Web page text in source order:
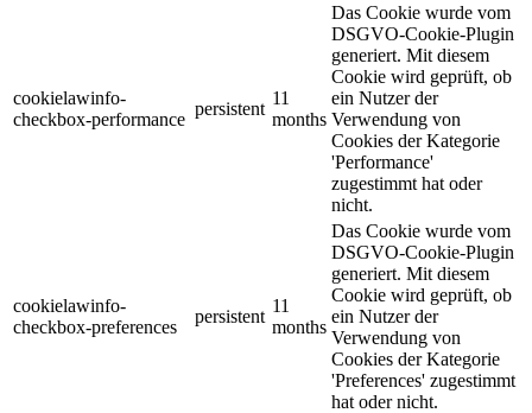
cookielawinfo-
checkbox-performance
persistent
11
months
Das Cookie wurde vom
DSGVO-Cookie-Plugin
generiert. Mit diesem
Cookie wird geprüft, ob
ein Nutzer der
Verwendung von
Cookies der Kategorie
'Performance'
zugestimmt hat oder
nicht.
cookielawinfo-
checkbox-preferences
persistent
11
months
Das Cookie wurde vom
DSGVO-Cookie-Plugin
generiert. Mit diesem
Cookie wird geprüft, ob
ein Nutzer der
Verwendung von
Cookies der Kategorie
'Preferences' zugestimmt
hat oder nicht.